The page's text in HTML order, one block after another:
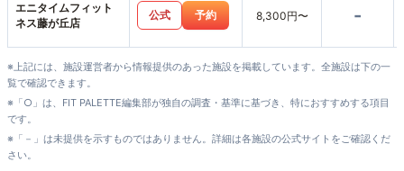
エニタイムフィット
ネス藤が丘店
公式 予約 8,300円〜 -
※上記には、施設運営者から情報提供のあった施設を掲載しています。全施設は下の一
覧で確認できます。
※「○」は、FIT PALETTE編集部が独自の調査・基準に基づき、特におすすめする項目
です。
※「－」は未提供を示すものではありません。詳細は各施設の公式サイトをご確認くだ
さい。